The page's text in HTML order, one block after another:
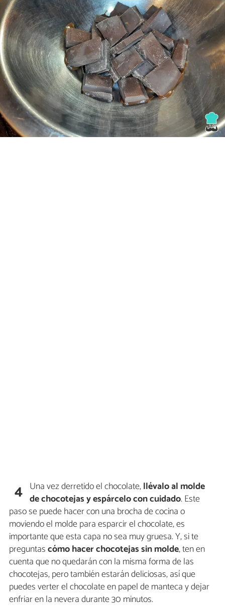
4 Una vez derretido el chocolate,llévalo al molde
de chocotejas y espárcelo con cuidado. Este
paso se puede hacer con una brocha de cocina o
moviendo el molde para esparcir el chocolate, es
importante que esta capa no sea muy gruesa. Y, si te
preguntascómo hacer chocotejas sin molde, ten en
cuenta que no quedarán con la misma forma de las
chocotejas, pero también estarán deliciosas, así que
puedes verter el chocolate en papel de manteca y dejar
enfriar en la nevera durante 30 minutos.